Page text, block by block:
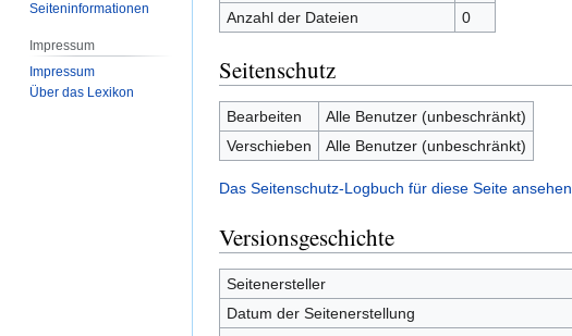
Anzahl der Dateien
0
Seitenschutz
Bearbeiten
Alle Benutzer (unbeschränkt)
Verschieben
Alle Benutzer (unbeschränkt)
Das Seitenschutz-Logbuch für diese Seite ansehen.
Versionsgeschichte
Seitenersteller
Datum der Seitenerstellung
Seiten­­informationen
Impressum
Impressum
Über das Lexikon